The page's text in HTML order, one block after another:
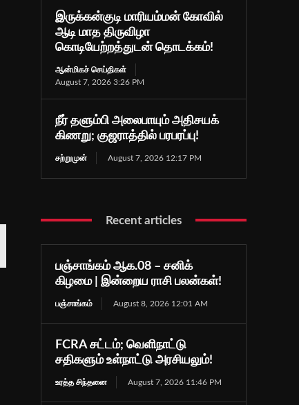
இருக்கன்குடி மாரியம்மன் கோவில்
ஆடி மாத திருவிழா
கொடியேற்றத்துடன் தொடக்கம்!
ஆன்மிகச் செய்திகள்
August 7, 2026 3:26 PM
நீர் தளும்பி அலைபாயும் அதிசயக்
கிணறு; குஜராத்தில் பரபரப்பு!
சற்றுமுன் August 7, 2026 12:17 PM
Recent articles
பஞ்சாங்கம் ஆக.08 – சனிக்
கிழமை | இன்றைய ராசி பலன்கள்!
பஞ்சாங்கம் August 8, 2026 12:01 AM
FCRA சட்டம்; வெளிநாட்டு
சதிகளும் உள்நாட்டு அரசியலும்!
உரத்த சிந்தனை August 7, 2026 11:46 PM